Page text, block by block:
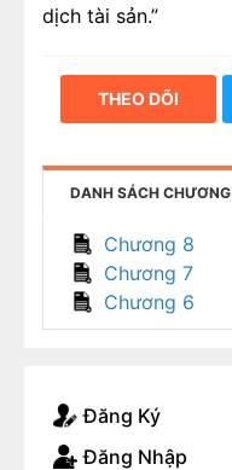
dịch tài sản.”
THEO DÕI
DANH SÁCH CHƯƠNG
Chương 8
Chương 7
Chương 6
Đăng Ký
Đăng Nhập